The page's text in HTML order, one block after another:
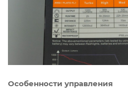
Особенности управления